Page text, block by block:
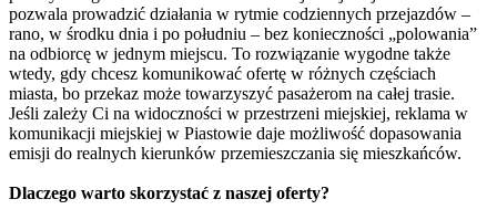
pozwala prowadzić działania w rytmie codziennych przejazdów –
rano, w środku dnia i po południu – bez konieczności „polowania”
na odbiorcę w jednym miejscu. To rozwiązanie wygodne także
wtedy, gdy chcesz komunikować ofertę w różnych częściach
miasta, bo przekaz może towarzyszyć pasażerom na całej trasie.
Jeśli zależy Ci na widoczności w przestrzeni miejskiej, reklama w
komunikacji miejskiej w Piastowie daje możliwość dopasowania
emisji do realnych kierunków przemieszczania się mieszkańców.
Dlaczego warto skorzystać z naszej oferty?